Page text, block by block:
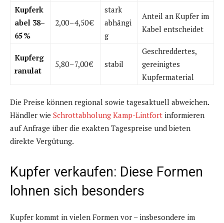
Kupferk
abel 38–
65 %
2,00 – 4,50 €
stark
abhängi
g
Anteil an Kupfer im
Kabel entscheidet
Kupferg
ranulat
5,80 – 7,00 € stabil
Geschreddertes,
gereinigtes
Kupfermaterial
Die Preise können regional sowie tagesaktuell abweichen.
Händler wie Schrottabholung Kamp-Lintfort informieren
auf Anfrage über die exakten Tagespreise und bieten
direkte Vergütung.
Kupfer verkaufen: Diese Formen
lohnen sich besonders
Kupfer kommt in vielen Formen vor – insbesondere im